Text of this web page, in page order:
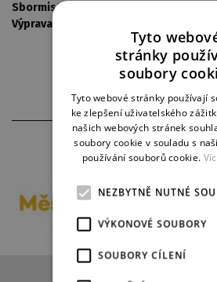
Sbormistr:
Výprava:
PARTNEŘI
Tyto
stránky
soubory
Tyto webové stránky používají
ke zlepšení uživatelského
našich webových stránek
soubory cookie v souladu s
používání souborů cookie.
NEZBYTNĚ NUTNÉ
VÝKONOVÉ SOUBORY
SOUBORY CÍLENÍ